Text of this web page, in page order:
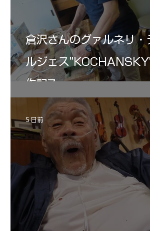
倉沢さんのグァルネリ・デ
ルジェス”KOCHANSKY"制
作記7
5 日前